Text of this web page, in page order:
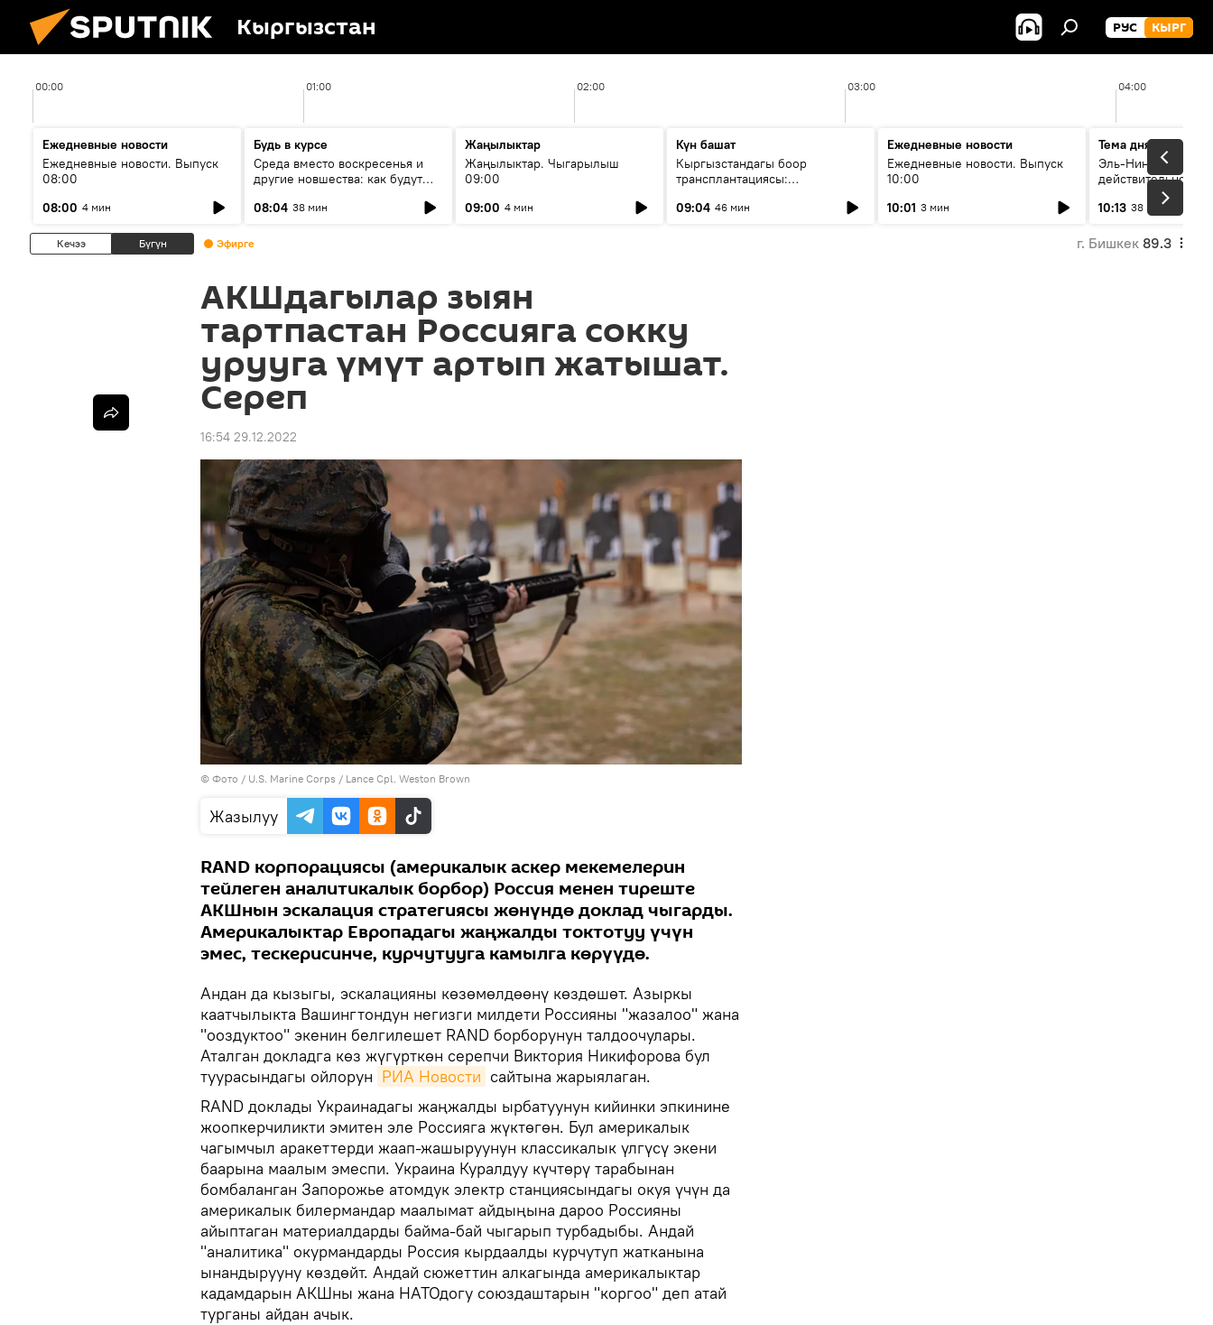
Кыргызстан РУС КЫРГ
00:00 01:00 02:00 03:00 04:00
Ежедневные новости
Ежедневные новости. Выпуск
08:00
08:00 4 мин
Будь в курсе
Среда вместо воскресенья и
другие новшества: как будут
08:04 38 мин
Жаңылыктар
Жаңылыктар. Чыгарылыш
09:00
09:00 4 мин
Күн башат
Кыргызстандагы боор
трансплантациясы:
келечеги
09:04 46 мин
Ежедневные новости
Ежедневные новости. Выпуск
10:00
10:01 3 мин
Тема дня
Эль-Ниньо, жара и
действительно
погоду в
10:13 38 мин
Кечээ Бүгүн Эфирге г. Бишкек 89.3
АКШдагылар зыян
тартпастан Россияга сокку
урууга үмүт артып жатышат.
Сереп
16:54 29.12.2022
© Фото / U.S. Marine Corps / Lance Cpl. Weston Brown
Жазылуу
RAND корпорациясы (америкалык аскер мекемелерин
тейлеген аналитикалык борбор) Россия менен тиреште
АКШнын эскалация стратегиясы жөнүндө доклад чыгарды.
Америкалыктар Европадагы жаңжалды токтотуу үчүн
эмес, тескерисинче, курчутууга камылга көрүүдө.
Андан да кызыгы, эскалацияны көзөмөлдөөнү көздөшөт. Азыркы
каатчылыкта Вашингтондун негизги милдети Россияны "жазалоо" жана
"ооздуктоо" экенин белгилешет RAND борборунун талдоочулары.
Аталган докладга көз жүгүрткөн серепчи Виктория Никифорова бул
туурасындагы ойлорун РИА Новости сайтына жарыялаган.
RAND доклады Украинадагы жаңжалды ырбатуунун кийинки эпкинине
жоопкерчиликти эмитен эле Россияга жүктөгөн. Бул америкалык
чагымчыл аракеттерди жаап-жашыруунун классикалык үлгүсү экени
баарына маалым эмеспи. Украина Куралдуу күчтөрү тарабынан
бомбаланган Запорожье атомдук электр станциясындагы окуя үчүн да
америкалык билермандар маалымат айдыңына дароо Россияны
айыптаган материалдарды байма-бай чыгарып турбадыбы. Андай
"аналитика" окурмандарды Россия кырдаалды курчутуп жатканына
ынандырууну көздөйт. Андай сюжеттин алкагында америкалыктар
кадамдарын АКШны жана НАТОдогу союздаштарын "коргоо" деп атай
турганы айдан ачык.